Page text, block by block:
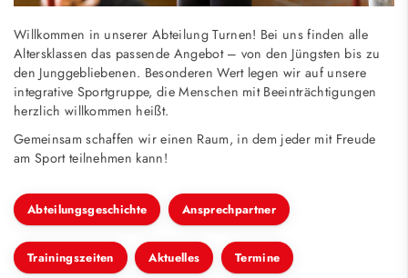
Willkommen in unserer Abteilung Turnen! Bei uns finden alle
Altersklassen das passende Angebot – von den Jüngsten bis zu
den Junggebliebenen. Besonderen Wert legen wir auf unsere
integrative Sportgruppe, die Menschen mit Beeinträchtigungen
herzlich willkommen heißt.
Gemeinsam schaffen wir einen Raum, in dem jeder mit Freude
am Sport teilnehmen kann!
Abteilungsgeschichte Ansprechpartner
Trainingszeiten Aktuelles Termine